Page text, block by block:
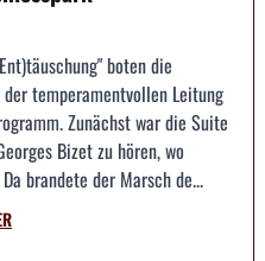
boten die
temperamentvollen Leitung
Zunächst war die Suite
Bizet zu hören, wo
brandete der Marsch de...